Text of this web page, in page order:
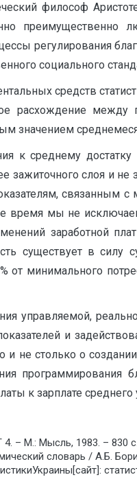
философ
преимущественно
регулирования
социального
средств
расхождение
к среднему
зажиточного слоя и
связанным
время мы не
заработной
существует в силу
минимального
управляемой,
и
и не столько о
к зарплате
4. – М.: Мысль, 1983. – 830
словарь / А.Б.